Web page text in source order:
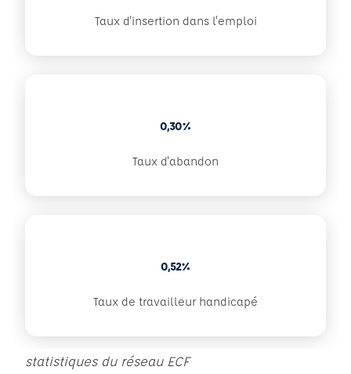
Taux d'insertion dans l'emploi
0,30%
Taux d'abandon
0,52%
Taux de travailleur handicapé
statistiques du réseau ECF